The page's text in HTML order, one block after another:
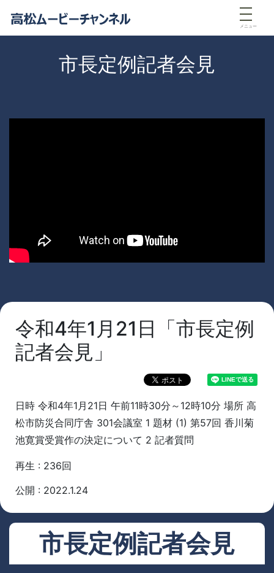
メニュー
市長定例記者会見
令和4年1月21日「市長定例
記者会見」
日時 令和4年1月21日 午前11時30分～12時10分 場所 高
松市防災合同庁舎 301会議室 1 題材 (1) 第57回 香川菊
池寛賞受賞作の決定について 2 記者質問
再生 : 236回
公開 : 2022.1.24
市長定例記者会見